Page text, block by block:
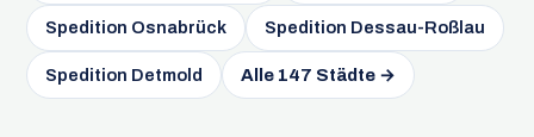
Spedition Osnabrück Spedition Dessau-Roßlau
Spedition Detmold Alle 147 Städte →